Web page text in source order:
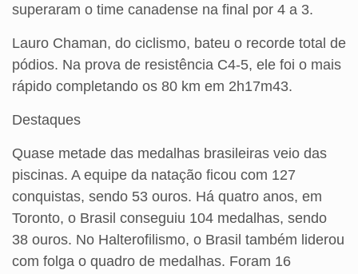
superaram o time canadense na final por 4 a 3.
Lauro Chaman, do ciclismo, bateu o recorde total de
pódios. Na prova de resistência C4-5, ele foi o mais
rápido completando os 80 km em 2h17m43.
Destaques
Quase metade das medalhas brasileiras veio das
piscinas. A equipe da natação ficou com 127
conquistas, sendo 53 ouros. Há quatro anos, em
Toronto, o Brasil conseguiu 104 medalhas, sendo
38 ouros. No Halterofilismo, o Brasil também liderou
com folga o quadro de medalhas. Foram 16